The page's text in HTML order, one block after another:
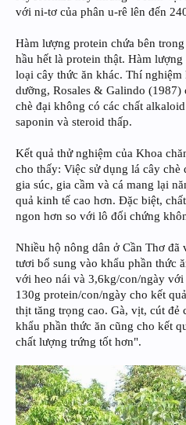
với ni-tơ của phân u-rê lên đến
Hàm lượng protein chứa bên
hầu hết là protein thật. Hàm
loại cây thức ăn khác. Thí
dưỡng, Rosales & Galindo
chè đại không có các chất
saponin và steroid thấp.
Kết quả thử nghiệm của Khoa
cho thấy: Việc sử dụng lá cây
gia súc, gia cầm và cá mang lại
quả kinh tế cao hơn. Đặc biệt,
ngon hơn so với lô đối chứng
Nhiều hộ nông dân ở Cần Thơ đã
tươi bổ sung vào khẩu phần thức
với heo nái và 3,6kg/con/ngày
130g protein/con/ngày cho kết
thịt tăng trọng cao. Gà, vịt, cút đẻ
khẩu phần thức ăn cũng cho kết
chất lượng trứng tốt hơn".